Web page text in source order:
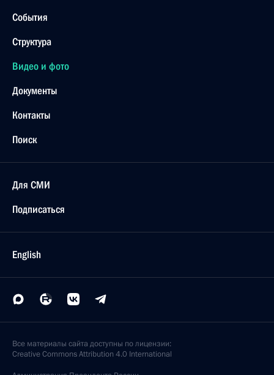
События
Структура
Видео и фото
Документы
Контакты
Поиск
Для СМИ
Подписаться
English
Все материалы сайта доступны по лицензии:
Creative Commons Attribution 4.0 International